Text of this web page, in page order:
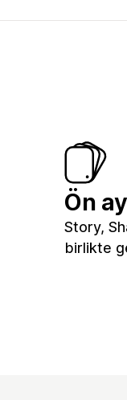
Ön
Story,
birlikte